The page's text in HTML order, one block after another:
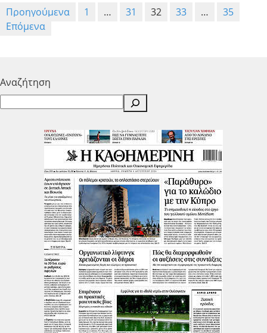
Σελιδοποίηση
άρθρων
Προηγούμενα 1 … 31 32 33 …
35
Επόμενα
Αναζήτηση